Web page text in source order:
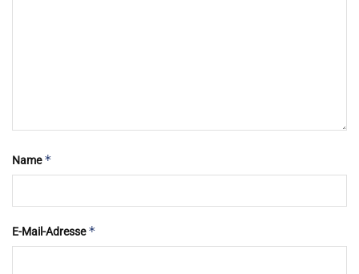
Name*
E-Mail-Adresse*